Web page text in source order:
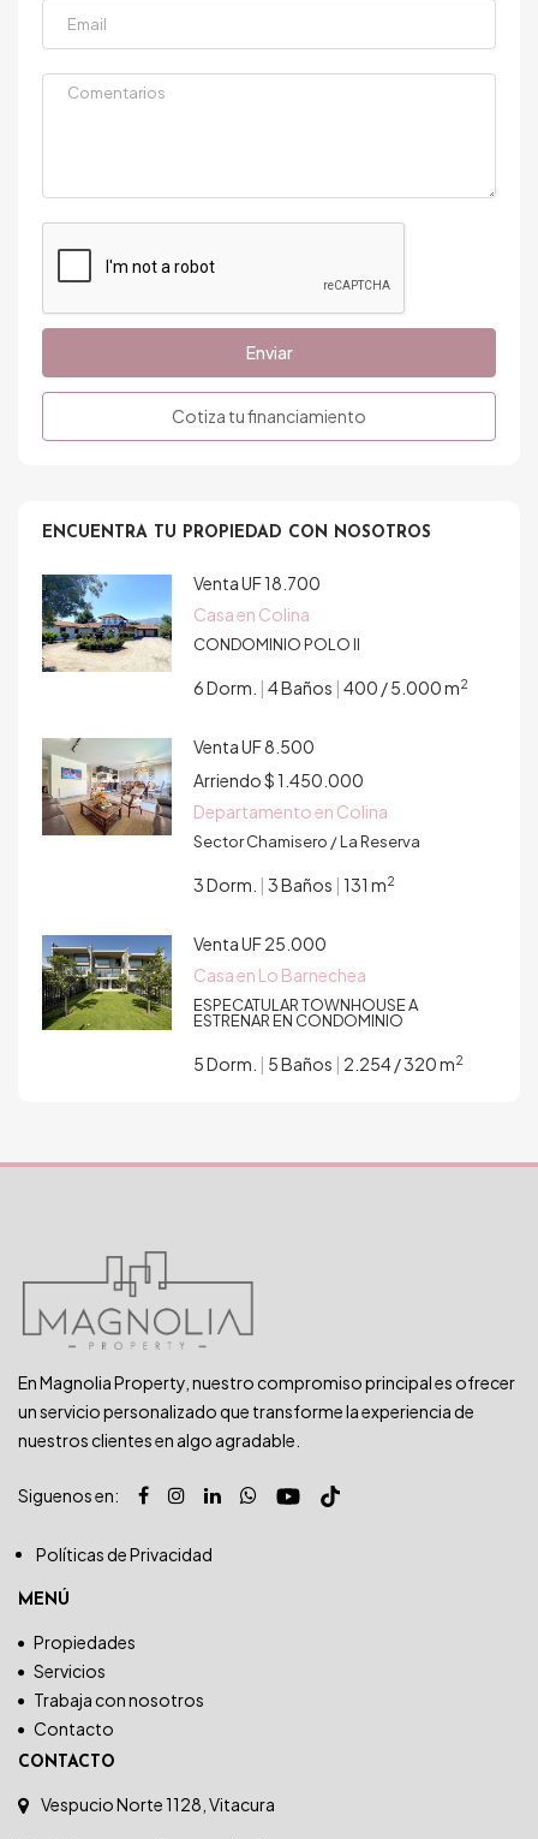
Enviar
Cotiza tu financiamiento
ENCUENTRA TU PROPIEDAD CON NOSOTROS
VentaUF 18.700
Casa en Colina
CONDOMINIO POLO II
6 Dorm. 4 Baños 400 / 5.000 m2
VentaUF 8.500
Arriendo$ 1.450.000
Departamento en Colina
Sector Chamisero / La Reserva
3 Dorm. 3 Baños 131 m2
VentaUF 25.000
Casa en Lo Barnechea
ESPECATULAR TOWNHOUSE A
ESTRENAR EN CONDOMINIO
5 Dorm. 5 Baños 2.254 / 320 m2
En Magnolia Property, nuestro compromiso principal es ofrecer
un servicio personalizado que transforme la experiencia de
nuestros clientes en algo agradable.
Siguenos en:
Políticas de Privacidad
MENÚ
Propiedades
Servicios
Trabaja con nosotros
Contacto
CONTACTO
Vespucio Norte 1128, Vitacura